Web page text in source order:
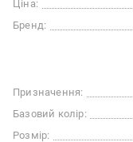
Ціна:
Бренд:
Призначення:
Базовий колір:
Розмір: